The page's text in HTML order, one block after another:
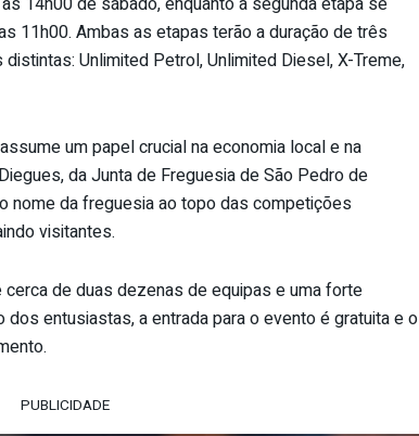
11h00. Ambas as etapas terão a duração de três
Unlimited Petrol, Unlimited Diesel, X-Treme,
um papel crucial na economia local e na
da Junta de Freguesia de São Pedro de
nome da freguesia ao topo das competições
visitantes.
de duas dezenas de equipas e uma forte
entusiastas, a entrada para o evento é gratuita e o
PUBLICIDADE